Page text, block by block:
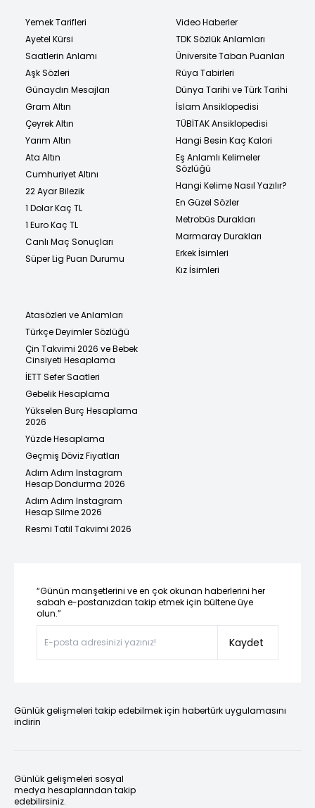
Yemek Tarifleri
Ayetel Kürsi
Saatlerin Anlamı
Aşk Sözleri
Günaydın Mesajları
Gram Altın
Çeyrek Altın
Yarım Altın
Ata Altın
Cumhuriyet Altını
22 Ayar Bilezik
1 Dolar Kaç TL
1 Euro Kaç TL
Canlı Maç Sonuçları
Süper Lig Puan Durumu
Video Haberler
TDK Sözlük Anlamları
Üniversite Taban Puanları
Rüya Tabirleri
Dünya Tarihi ve Türk Tarihi
İslam Ansiklopedisi
TÜBİTAK Ansiklopedisi
Hangi Besin Kaç Kalori
Eş Anlamlı Kelimeler
Sözlüğü
Hangi Kelime Nasıl Yazılır?
En Güzel Sözler
Metrobüs Durakları
Marmaray Durakları
Erkek İsimleri
Kız İsimleri
Atasözleri ve Anlamları
Türkçe Deyimler Sözlüğü
Çin Takvimi 2026 ve Bebek
Cinsiyeti Hesaplama
İETT Sefer Saatleri
Gebelik Hesaplama
Yükselen Burç Hesaplama
2026
Yüzde Hesaplama
Geçmiş Döviz Fiyatları
Adım Adım Instagram
Hesap Dondurma 2026
Adım Adım Instagram
Hesap Silme 2026
Resmi Tatil Takvimi 2026
“Günün manşetlerini ve en çok okunan haberlerini her
sabah e-postanızdan takip etmek için bültene üye
olun.”
Kaydet
Günlük gelişmeleri takip edebilmek için habertürk uygulamasını
indirin
Günlük gelişmeleri sosyal
medya hesaplarından takip
edebilirsiniz.